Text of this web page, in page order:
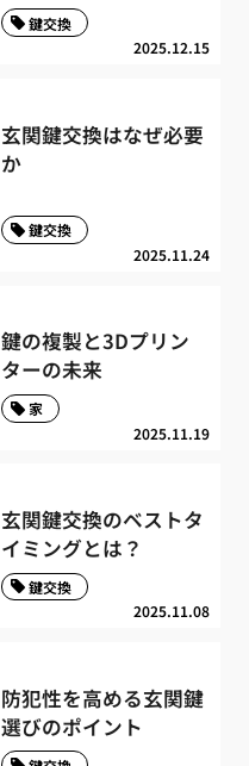
2025.12.15
鍵交換
玄関鍵交換はなぜ必要
か
2025.11.24
鍵交換
鍵の複製と3Dプリン
ターの未来
2025.11.19
家
玄関鍵交換のベストタ
イミングとは？
2025.11.08
鍵交換
防犯性を高める玄関鍵
選びのポイント